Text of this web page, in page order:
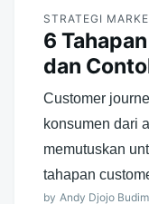
STRATEGI
6
dan
Customer
konsumen dari
memutuskan
tahapan
by Andy Djojo